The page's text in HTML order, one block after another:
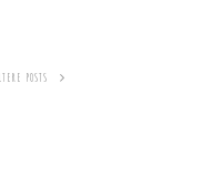
POSTS